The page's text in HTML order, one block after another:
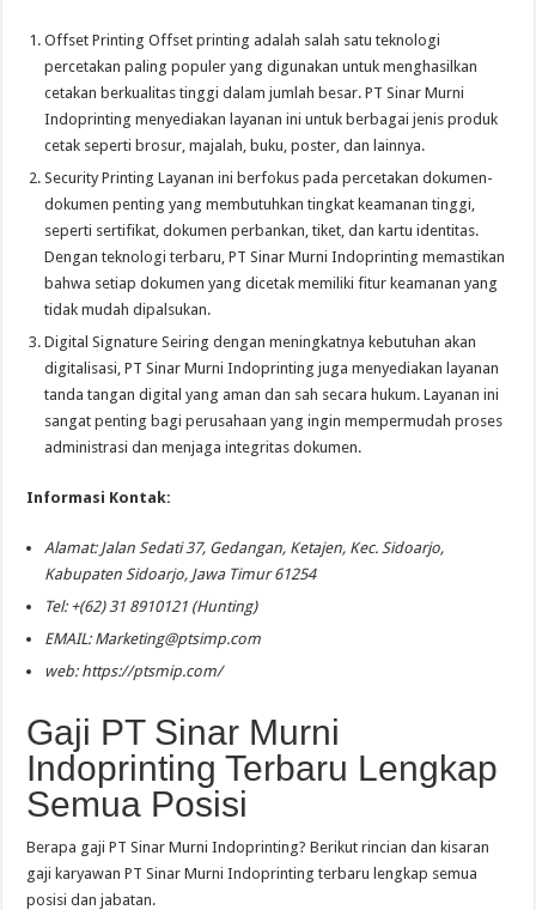
Offset Printing Offset printing adalah salah satu teknologi
percetakan paling populer yang digunakan untuk menghasilkan
cetakan berkualitas tinggi dalam jumlah besar. PT Sinar Murni
Indoprinting menyediakan layanan ini untuk berbagai jenis produk
cetak seperti brosur, majalah, buku, poster, dan lainnya.
Security Printing Layanan ini berfokus pada percetakan dokumen-
dokumen penting yang membutuhkan tingkat keamanan tinggi,
seperti sertifikat, dokumen perbankan, tiket, dan kartu identitas.
Dengan teknologi terbaru, PT Sinar Murni Indoprinting memastikan
bahwa setiap dokumen yang dicetak memiliki fitur keamanan yang
tidak mudah dipalsukan.
Digital Signature Seiring dengan meningkatnya kebutuhan akan
digitalisasi, PT Sinar Murni Indoprinting juga menyediakan layanan
tanda tangan digital yang aman dan sah secara hukum. Layanan ini
sangat penting bagi perusahaan yang ingin mempermudah proses
administrasi dan menjaga integritas dokumen.
Informasi Kontak:
Alamat: Jalan Sedati 37, Gedangan, Ketajen, Kec. Sidoarjo,
Kabupaten Sidoarjo, Jawa Timur 61254
Tel: +(62) 31 8910121 (Hunting)
EMAIL: Marketing@ptsimp.com
web: https://ptsmip.com/
Gaji PT Sinar Murni
Indoprinting Terbaru Lengkap
Semua Posisi
Berapa gaji PT Sinar Murni Indoprinting? Berikut rincian dan kisaran
gaji karyawan PT Sinar Murni Indoprinting terbaru lengkap semua
posisi dan jabatan.